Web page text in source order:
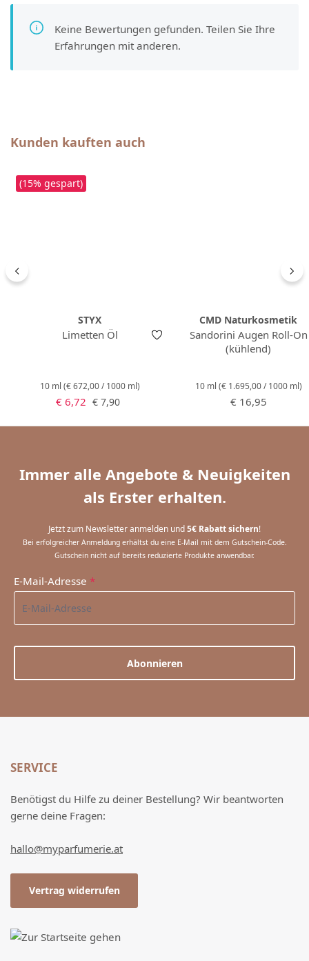
Keine Bewertungen gefunden. Teilen Sie Ihre
Erfahrungen mit anderen.
Produktgalerie überspringen
Kunden kauften auch
(15% gespart)
STYX
Limetten Öl
10 ml (€ 672,00 / 1000 ml)
Verkaufspreis:
€ 6,72 Regulärer Preis:
€ 7,90
CMD Naturkosmetik
Sandorini Augen Roll-On
(kühlend)
10 ml (€ 1.695,00 / 1000 ml)
Regulärer Preis:
€ 16,95
Immer alle Angebote & Neuigkeiten
als Erster erhalten.
Jetzt zum Newsletter anmelden und5€ Rabatt sichern!
Bei erfolgreicher Anmeldung erhältst du eine E-Mail mit dem Gutschein-Code.
Gutschein nicht auf bereits reduzierte Produkte anwendbar.
E-Mail-Adresse *
Abonnieren
SERVICE
Benötigst du Hilfe zu deiner Bestellung? Wir beantworten
gerne deine Fragen:
hallo@myparfumerie.at
Vertrag widerrufen